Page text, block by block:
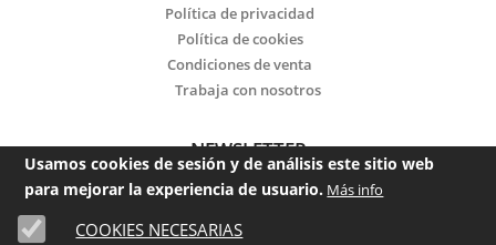
Política de privacidad
Política de cookies
Condiciones de venta
Trabaja con nosotros
NEWSLETTER
Email
Usamos cookies de sesión y de análisis este sitio web
para mejorar la experiencia de usuario. Más info
COOKIES NECESARIAS